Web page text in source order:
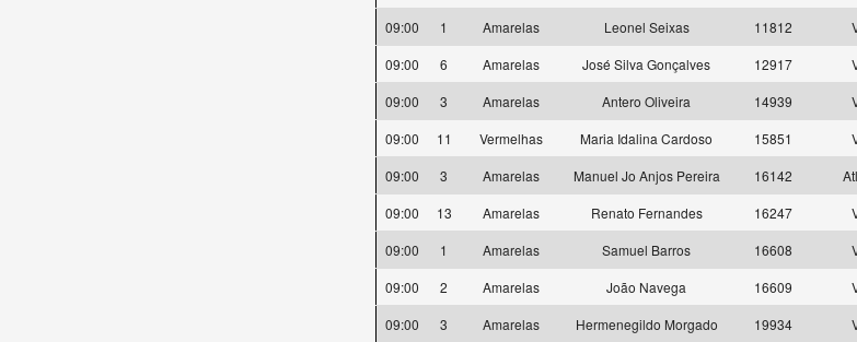
09:00
1 Amarelas Leonel Seixas 11812
09:00
6 Amarelas José Silva Gonçalves 12917
09:00
3 Amarelas Antero Oliveira 14939
09:00
11 Vermelhas Maria Idalina Cardoso 15851
09:00
3 Amarelas Manuel Jo Anjos Pereira 16142
09:00
13 Amarelas Renato Fernandes 16247
09:00
1 Amarelas Samuel Barros 16608
09:00
2 Amarelas João Navega 16609
09:00
3 Amarelas Hermenegildo Morgado 19934